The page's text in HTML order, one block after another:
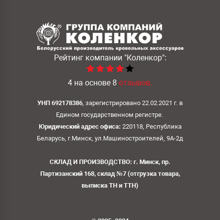
Рейтинг компании "Коленкор":
4 на основе 8 отзывов.
УНП 692178386 , зарегистрировано 22.02.2021 г. в
Едином государственном регистре.
Юридический адрес офиса: 220118, Республика
Беларусь, г.Минск, ул.Машиностроителей, 9А-2д
СКЛАД И ПРОИЗВОДСТВО: г. Минск, пр.
Партизанский 168, склад №7 (отгрузка товара,
выписка ТН и ТТН)